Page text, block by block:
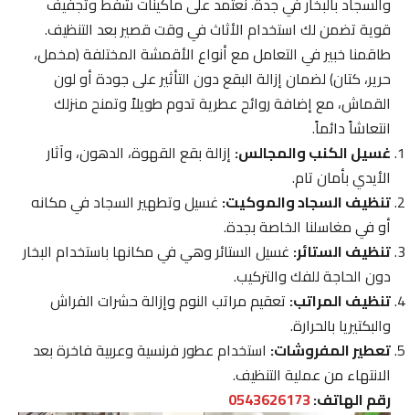
قوية تضمن لك استخدام الأثاث في وقت قصير بعد التنظيف.
طاقمنا خبير في التعامل مع أنواع الأقمشة المختلفة (مخمل،
حرير، كتان) لضمان إزالة البقع دون التأثير على جودة أو لون
القماش، مع إضافة روائح عطرية تدوم طويلاً وتمنح منزلك
انتعاشاً دائماً.
غسيل الكنب والمجالس:إزالة بقع القهوة، الدهون، وآثار
الأيدي بأمان تام.
تنظيف السجاد والموكيت:غسيل وتطهير السجاد في مكانه
أو في مغاسلنا الخاصة بجدة.
تنظيف الستائر:غسيل الستائر وهي في مكانها باستخدام البخار
دون الحاجة للفك والتركيب.
تنظيف المراتب:تعقيم مراتب النوم وإزالة حشرات الفراش
والبكتيريا بالحرارة.
تعطير المفروشات:استخدام عطور فرنسية وعربية فاخرة بعد
الانتهاء من عملية التنظيف.
رقم الهاتف:0543626173